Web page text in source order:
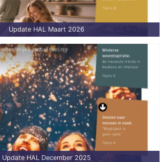
Update HAL Maart 2026
Update HAL December 2025